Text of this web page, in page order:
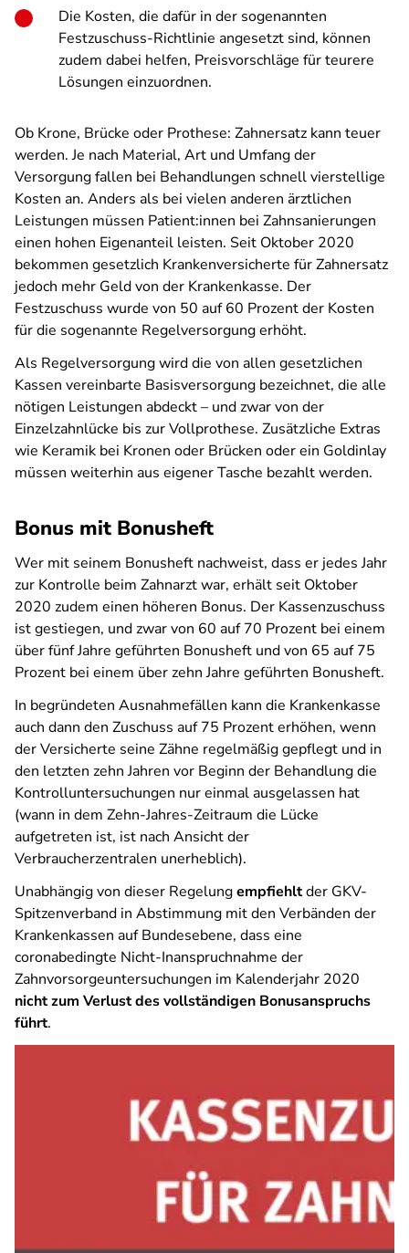
Die Kosten, die dafür in der sogenannten
Festzuschuss-Richtlinie angesetzt sind, können
zudem dabei helfen, Preisvorschläge für teurere
Lösungen einzuordnen.
Ob Krone, Brücke oder Prothese: Zahnersatz kann teuer
werden. Je nach Material, Art und Umfang der
Versorgung fallen bei Behandlungen schnell vierstellige
Kosten an. Anders als bei vielen anderen ärztlichen
Leistungen müssen Patient:innen bei Zahnsanierungen
einen hohen Eigenanteil leisten. Seit Oktober 2020
bekommen gesetzlich Krankenversicherte für Zahnersatz
jedoch mehr Geld von der Krankenkasse. Der
Festzuschuss wurde von 50 auf 60 Prozent der Kosten
für die sogenannte Regelversorgung erhöht.
Als Regelversorgung wird die von allen gesetzlichen
Kassen vereinbarte Basisversorgung bezeichnet, die alle
nötigen Leistungen abdeckt – und zwar von der
Einzelzahnlücke bis zur Vollprothese. Zusätzliche Extras
wie Keramik bei Kronen oder Brücken oder ein Goldinlay
müssen weiterhin aus eigener Tasche bezahlt werden.
Bonus mit Bonusheft
Wer mit seinem Bonusheft nachweist, dass er jedes Jahr
zur Kontrolle beim Zahnarzt war, erhält seit Oktober
2020 zudem einen höheren Bonus. Der Kassenzuschuss
ist gestiegen, und zwar von 60 auf 70 Prozent bei einem
über fünf Jahre geführten Bonusheft und von 65 auf 75
Prozent bei einem über zehn Jahre geführten Bonusheft.
In begründeten Ausnahmefällen kann die Krankenkasse
auch dann den Zuschuss auf 75 Prozent erhöhen, wenn
der Versicherte seine Zähne regelmäßig gepflegt und in
den letzten zehn Jahren vor Beginn der Behandlung die
Kontrolluntersuchungen nur einmal ausgelassen hat
(wann in dem Zehn-Jahres-Zeitraum die Lücke
aufgetreten ist, ist nach Ansicht der
Verbraucherzentralen unerheblich).
Unabhängig von dieser Regelungempfiehltder GKV-
Spitzenverband in Abstimmung mit den Verbänden der
Krankenkassen auf Bundesebene, dass eine
coronabedingte Nicht-Inanspruchnahme der
Zahnvorsorgeuntersuchungen im Kalenderjahr 2020
nicht zum Verlust des vollständigen Bonusanspruchs
führt.